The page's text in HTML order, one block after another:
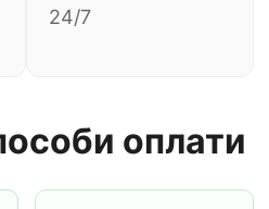
24/7
оплати